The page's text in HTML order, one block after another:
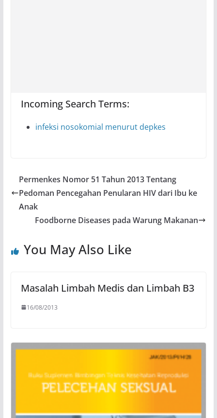
Incoming Search Terms:
infeksi nosokomial menurut depkes
Permenkes Nomor 51 Tahun 2013 Tentang
Pedoman Pencegahan Penularan HIV dari Ibu ke
Anak
Foodborne Diseases pada Warung Makanan
You May Also Like
Masalah Limbah Medis dan Limbah B3
16/08/2013